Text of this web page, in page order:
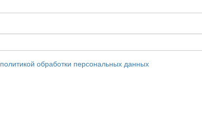
политикой обработки персональных данных